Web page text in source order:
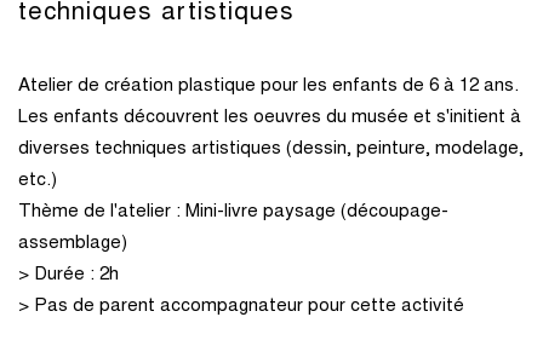
techniques artistiques
Atelier de création plastique pour les enfants de 6 à 12 ans.
Les enfants découvrent les oeuvres du musée et s'initient à
diverses techniques artistiques (dessin, peinture, modelage,
etc.)
Thème de l'atelier : Mini-livre paysage (découpage-
assemblage)
> Durée : 2h
> Pas de parent accompagnateur pour cette activité